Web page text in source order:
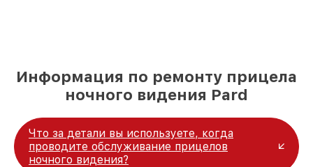
Информация по ремонту прицела
ночного видения Pard
Что за детали вы используете, когда
проводите обслуживание прицелов
ночного видения?